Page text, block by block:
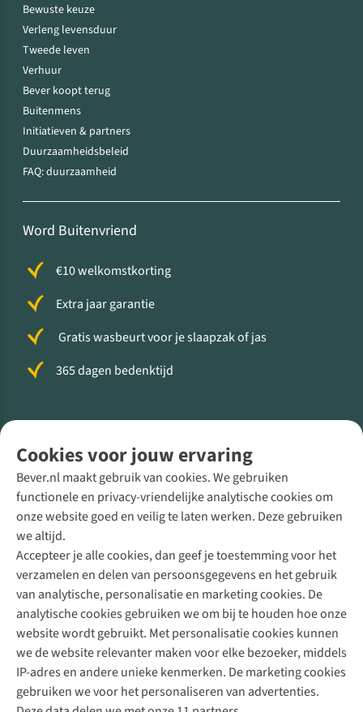
Cookies voor jouw ervaring
Bever.nl maakt gebruik van cookies. We gebruiken
functionele en privacy-vriendelijke analytische cookies om
onze website goed en veilig te laten werken. Deze gebruiken
we altijd.
Accepteer je alle cookies, dan geef je toestemming voor het
verzamelen en delen van persoonsgegevens en het gebruik
van analytische, personalisatie en marketing cookies. De
analytische cookies gebruiken we om bij te houden hoe onze
website wordt gebruikt. Met personalisatie cookies kunnen
we de website relevanter maken voor elke bezoeker, middels
IP-adres en andere unieke kenmerken. De marketing cookies
gebruiken we voor het personaliseren van advertenties.
Bewuste keuze
Verleng levensduur
Tweede leven
Verhuur
Bever koopt terug
Buitenmens
Initiatieven & partners
Duurzaamheidsbeleid
FAQ: duurzaamheid
Word Buitenvriend
€10 welkomstkorting
Extra jaar garantie
Gratis wasbeurt voor je slaapzak of jas
365 dagen bedenktijd
Direct advies van een Buitenexpert
+31 (0)85 888 50 88
+31 6 12 28 49 80
Contactformulier